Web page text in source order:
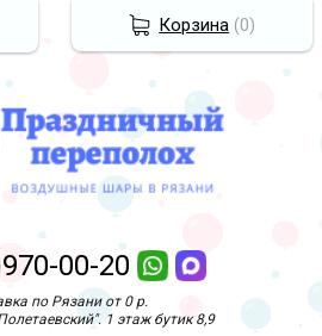
00-20
по Рязани от 0 р.
1 этаж бутик 8,9
Корзина (0)